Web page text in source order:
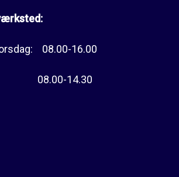
08.00-16.00
08.00-14.30